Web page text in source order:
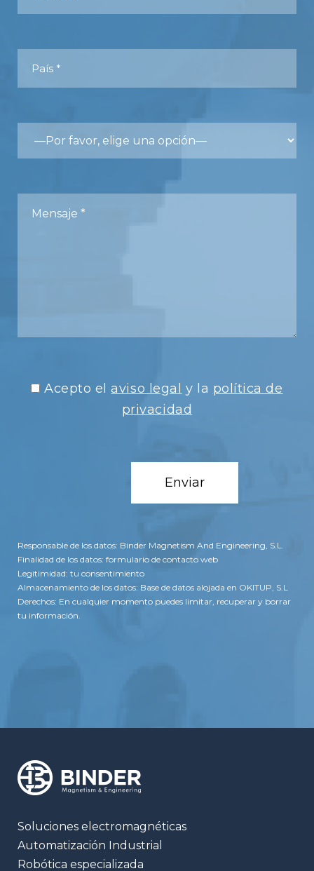
Acepto elaviso legal y la política de
privacidad
Responsable de los datos: Binder Magnetism And Engineering, S.L.
Finalidad de los datos: formulario de contacto web
Legitimidad: tu consentimiento
Almacenamiento de los datos: Base de datos alojada en OKITUP, S.L
Derechos: En cualquier momento puedes limitar, recuperar y borrar
tu información.
Soluciones electromagnéticas
Automatización Industrial
Robótica especializada